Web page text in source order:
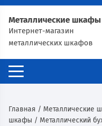
Металлические шкафы
Интернет-магазин
металлических шкафов
Главная / Металлические
шкафы / Металлический